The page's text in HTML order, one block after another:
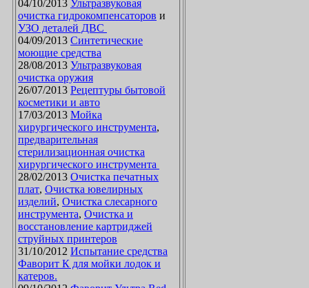
04/10/2013 Ультразвуковая
очистка гидрокомпенсаторов и
УЗО деталей ДВС
04/09/2013 Синтетические
моющие средства
28/08/2013 Ультразвуковая
очистка оружия
26/07/2013 Рецептуры бытовой
косметики и авто
17/03/2013 Мойка
хирургического инструмента,
предварительная
стерилизационная очистка
хирургического инструмента
28/02/2013 Очистка печатных
плат, Очистка ювелирных
изделий, Очистка слесарного
инструмента, Очистка и
восстановление картриджей
струйных принтеров
31/10/2012 Испытание средства
Фаворит К для мойки лодок и
катеров.